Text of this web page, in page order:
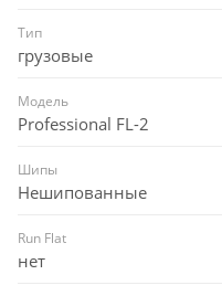
Тип
грузовые
Модель
Professional FL-2
Шипы
Нешипованные
Run Flat
нет